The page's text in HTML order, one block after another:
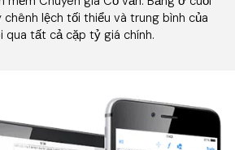
lệch tối thiểu và trung bình của
qua tất cả cặp tỷ giá chính.